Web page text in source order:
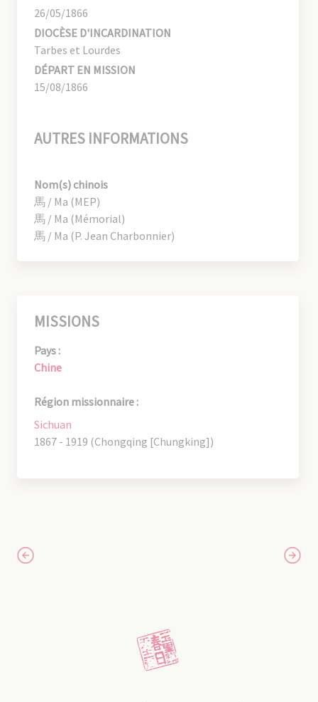
26/05/1866
DIOCÈSE D'INCARDINATION
Tarbes et Lourdes
DÉPART EN MISSION
15/08/1866
AUTRES INFORMATIONS
Nom(s) chinois
馬 / Ma (MEP)
馬 / Ma (Mémorial)
馬 / Ma (P. Jean Charbonnier)
MISSIONS
Pays :
Chine
Région missionnaire :
Sichuan
1867 - 1919 (Chongqing [Chungking])